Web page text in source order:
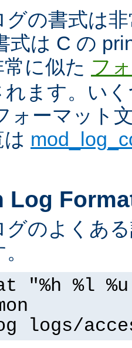
グの書式は
式は C の
に似た フ
れます。い
ォーマット
Log
グのよくあ
"%h %l
logs/